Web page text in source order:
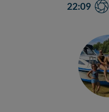
22:09